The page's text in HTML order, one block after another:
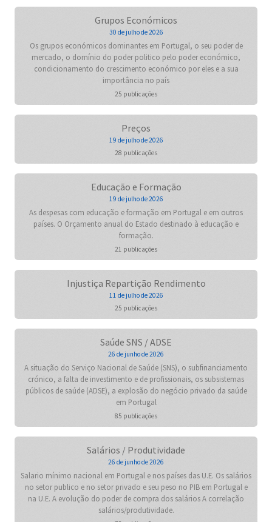
Grupos Económicos
30 de julho de 2026
Os grupos económicos dominantes em Portugal, o seu poder de
mercado, o domínio do poder politico pelo poder económico,
condicionamento do crescimento económico por eles e a sua
importância no país
25 publicações
Preços
19 de julho de 2026
28 publicações
Educação e Formação
19 de julho de 2026
As despesas com educação e formação em Portugal e em outros
países. O Orçamento anual do Estado destinado à educação e
formação.
21 publicações
Injustiça Repartição Rendimento
11 de julho de 2026
25 publicações
Saúde SNS / ADSE
26 de junho de 2026
A situação do Serviço Nacional de Saúde (SNS), o subfinanciamento
crónico, a falta de investimento e de profissionais, os subsistemas
públicos de saúde (ADSE), a explosão do negócio privado da saúde
em Portugal
85 publicações
Salários / Produtividade
26 de junho de 2026
Salario mínimo nacional em Portugal e nos países das U.E. Os salários
no setor publico e no setor privado e seu peso no PIB em Portugal e
na U.E. A evolução do poder de compra dos salários A correlação
salários/produtividade.